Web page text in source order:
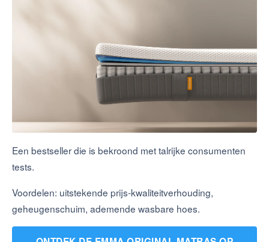
Een bestseller die is bekroond met talrijke consumenten
tests.
Voordelen: uitstekende prijs-kwaliteitverhouding,
geheugenschuim, ademende wasbare hoes.